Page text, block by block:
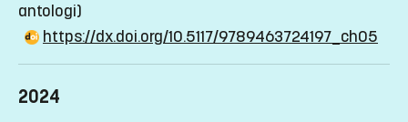
antologi)
https://dx.doi.org/10.5117/9789463724197_ch05
2024